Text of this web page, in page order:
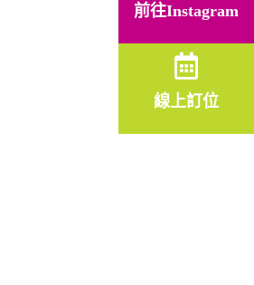
前往Instagram
線上訂位